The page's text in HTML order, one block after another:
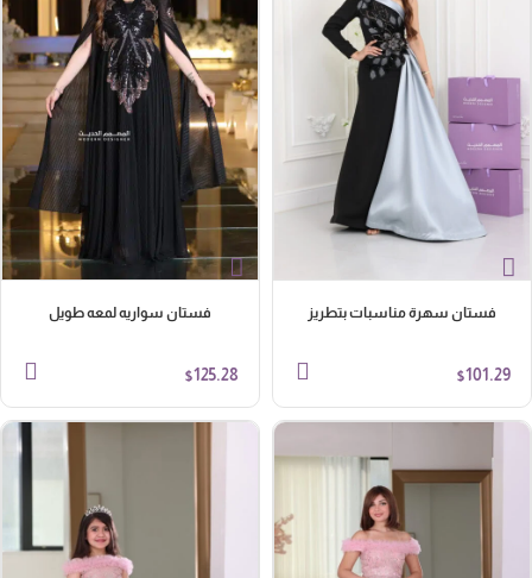
فستان سهرة مناسبات بتطريز
$101.29
فستان سواريه لمعه طويل
$125.28